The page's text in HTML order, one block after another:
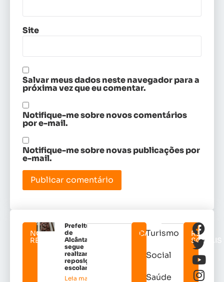
Site
Salvar meus dados neste navegador para a
próxima vez que eu comentar.
Notifique-me sobre novos comentários
por e-mail.
Notifique-me sobre novas publicações por
e-mail.
NOTICIAS
RELACIONADAS
Prefeitura
de
Alcântara
segue
realizando
reposição
escolar
Leia mais
CATEGORIAS
Turismo
Social
Saúde
REDES
SOCIAIS